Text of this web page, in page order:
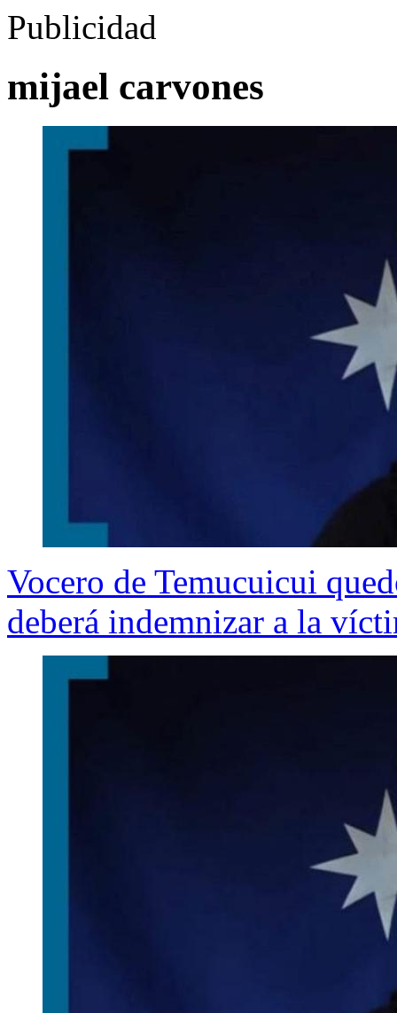
Publicidad
mijael carvones
Vocero de Temucuicui
deberá indemnizar a la